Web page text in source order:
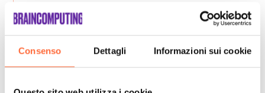
Consenso Dettagli Informazioni sui cookie